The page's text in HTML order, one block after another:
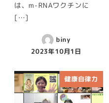
は、m-RNAワクチンに
[…]
biny
2023年10月1日
健康自律力